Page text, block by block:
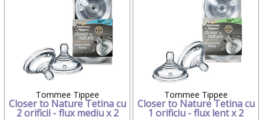
Tommee Tippee
Closer to Nature Tetina cu
2 orificii - flux mediu x 2
Tommee Tippee
Closer to Nature Tetina cu
1 orificiu - flux lent x 2